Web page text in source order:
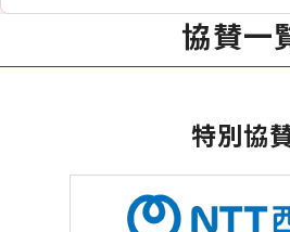
協賛一
特別協